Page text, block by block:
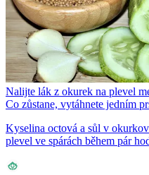
Nalijte lák z okurek na plevel
Co zůstane, vytáhnete jedním
Kyselina octová a sůl v
plevel ve spárách během pár